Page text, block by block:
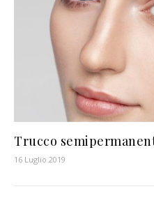
Trucco
16 Luglio 2019